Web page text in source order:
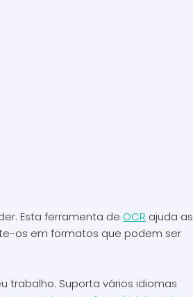
Esta ferramenta de OCR ajuda as
os em formatos que podem ser
trabalho. Suporta vários idiomas